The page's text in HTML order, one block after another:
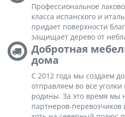
Профессиональное
класса испанского и
придает поверхности
защищает дерево от
Добротная
дома
С 2012 года мы создаем
отправляем во все
родины. За это время мы
партнеров-